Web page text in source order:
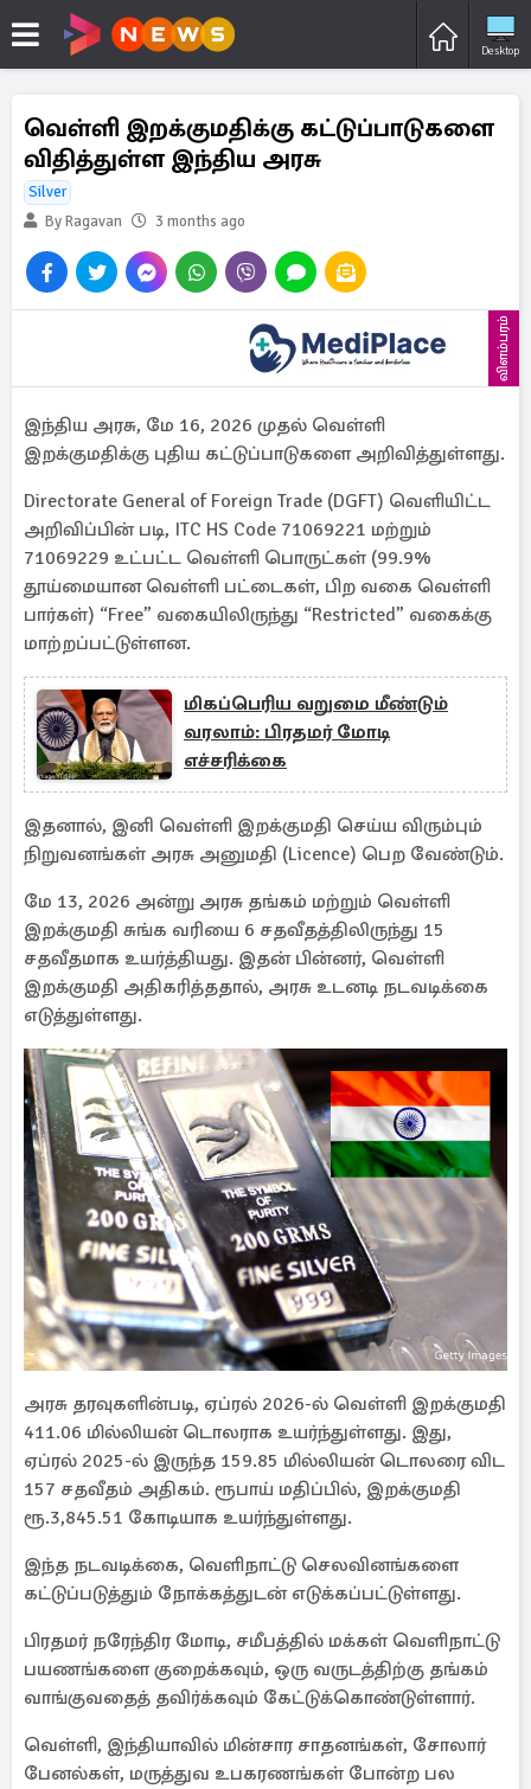
Desktop
வெள்ளி இறக்குமதிக்கு கட்டுப்பாடுகளை
விதித்துள்ள இந்திய அரசு
Silver
By Ragavan
3 months ago
விளம்பரம்
இந்திய அரசு, மே 16, 2026 முதல் வெள்ளி
இறக்குமதிக்கு புதிய கட்டுப்பாடுகளை அறிவித்துள்ளது.
Directorate General of Foreign Trade (DGFT) வெளியிட்ட
அறிவிப்பின் படி, ITC HS Code 71069221 மற்றும்
71069229 உட்பட்ட வெள்ளி பொருட்கள் (99.9%
தூய்மையான வெள்ளி பட்டைகள், பிற வகை வெள்ளி
பார்கள்) “Free” வகையிலிருந்து “Restricted” வகைக்கு
மாற்றப்பட்டுள்ளன.
மிகப்பெரிய வறுமை மீண்டும்
வரலாம்: பிரதமர் மோடி
எச்சரிக்கை
இதனால், இனி வெள்ளி இறக்குமதி செய்ய விரும்பும்
நிறுவனங்கள் அரசு அனுமதி (Licence) பெற வேண்டும்.
மே 13, 2026 அன்று அரசு தங்கம் மற்றும் வெள்ளி
இறக்குமதி சுங்க வரியை 6 சதவீதத்திலிருந்து 15
சதவீதமாக உயர்த்தியது. இதன் பின்னர், வெள்ளி
இறக்குமதி அதிகரித்ததால், அரசு உடனடி நடவடிக்கை
எடுத்துள்ளது.
அரசு தரவுகளின்படி, ஏப்ரல் 2026-ல் வெள்ளி இறக்குமதி
411.06 மில்லியன் டொலராக உயர்ந்துள்ளது. இது,
ஏப்ரல் 2025-ல் இருந்த 159.85 மில்லியன் டொலரை விட
157 சதவீதம் அதிகம். ரூபாய் மதிப்பில், இறக்குமதி
ரூ.3,845.51 கோடியாக உயர்ந்துள்ளது.
இந்த நடவடிக்கை, வெளிநாட்டு செலவினங்களை
கட்டுப்படுத்தும் நோக்கத்துடன் எடுக்கப்பட்டுள்ளது.
பிரதமர் நரேந்திர மோடி, சமீபத்தில் மக்கள் வெளிநாட்டு
பயணங்களை குறைக்கவும், ஒரு வருடத்திற்கு தங்கம்
வாங்குவதைத் தவிர்க்கவும் கேட்டுக்கொண்டுள்ளார்.
வெள்ளி, இந்தியாவில் மின்சார சாதனங்கள், சோலார்
பேனல்கள், மருத்துவ உபகரணங்கள் போன்ற பல